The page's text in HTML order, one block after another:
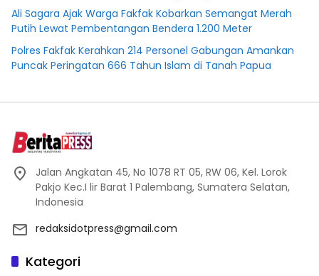
Ali Sagara Ajak Warga Fakfak Kobarkan Semangat Merah
Putih Lewat Pembentangan Bendera 1.200 Meter
Polres Fakfak Kerahkan 214 Personel Gabungan Amankan
Puncak Peringatan 666 Tahun Islam di Tanah Papua
Jalan Angkatan 45, No 1078 RT 05, RW 06, Kel. Lorok
Pakjo Kec.I lir Barat 1 Palembang, Sumatera Selatan,
Indonesia
redaksidotpress@gmail.com
Kategori